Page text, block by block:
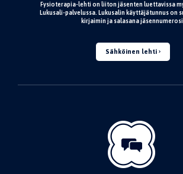
Fysioterapia-lehti on liiton jäsenten luettavissa
Lukusali-palvelussa. Lukusalin käyttäjätunnus on
kirjaimin ja salasana
Sähköinen lehti